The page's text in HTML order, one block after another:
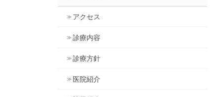
アクセス
診療内容
診療方針
医院紹介